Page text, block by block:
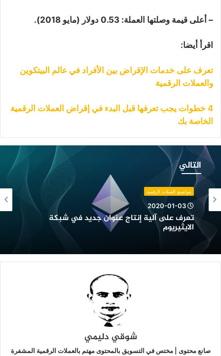
– أعلى قيمة وصلتها العملة: 0.53 دولار (مايو 2018).
اقرأ أيضا:
تعرف على خدمات الإقراض بين الأفراد في عالم البيتكوين
والعملات الرقمية
4 خطوات يجب تعرفها قبل البدء في إقراض العملات الرقمية
الخاصة بك
التالي
تعرف
على
آلية
إنتاج
عنوان
جديد
في
الايثيريوم
مواضيع العملات الرقمية
2020-01-03
تعرف على آلية إنتاج عنوان جديد في شبكة
الايثيريوم
شوقي دليمي
صانع محتوى | مختص في التسويق بالمحتوى مهتم بالعملات الرقمية المشفرة